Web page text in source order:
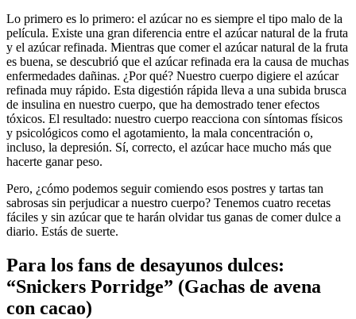
Lo primero es lo primero: el azúcar no es siempre el tipo malo de la
película. Existe una gran diferencia entre el azúcar natural de la fruta
y el azúcar refinada. Mientras que comer el azúcar natural de la fruta
es buena, se descubrió que el azúcar refinada era la causa de muchas
enfermedades dañinas. ¿Por qué? Nuestro cuerpo digiere el azúcar
refinada muy rápido. Esta digestión rápida lleva a una subida brusca
de insulina en nuestro cuerpo, que ha demostrado tener efectos
tóxicos. El resultado: nuestro cuerpo reacciona con síntomas físicos
y psicológicos como el agotamiento, la mala concentración o,
incluso, la depresión. Sí, correcto, el azúcar hace mucho más que
hacerte ganar peso.
Pero, ¿cómo podemos seguir comiendo esos postres y tartas tan
sabrosas sin perjudicar a nuestro cuerpo? Tenemos cuatro recetas
fáciles y sin azúcar que te harán olvidar tus ganas de comer dulce a
diario. Estás de suerte.
Para los fans de desayunos dulces:
“Snickers Porridge” (Gachas de avena
con cacao)